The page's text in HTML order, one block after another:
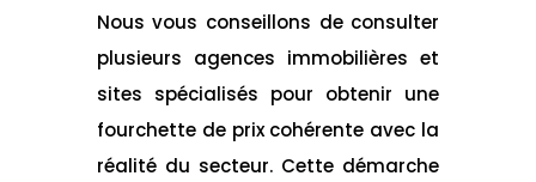
Nous vous conseillons de consulter
plusieurs agences immobilières et
sites spécialisés pour obtenir une
fourchette de prix cohérente avec la
réalité du secteur. Cette démarche